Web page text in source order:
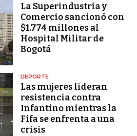
La Superindustria y
Comercio sancionó con
$1.774 millones al
Hospital Militar de
Bogotá
DEPORTE
Las mujeres lideran
resistencia contra
Infantino mientras la
Fifa se enfrenta a una
crisis